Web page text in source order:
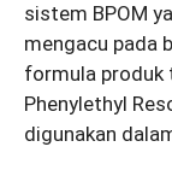
sistem BPOM
mengacu pada
formula produk
Phenylethyl
digunakan